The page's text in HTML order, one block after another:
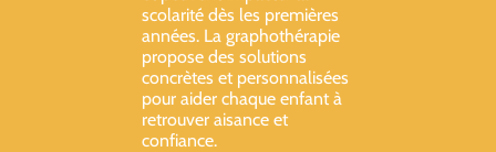
scolarité dès les premières
années. La graphothérapie
propose des solutions
concrètes et personnalisées
pour aider chaque enfant à
retrouver aisance et
confiance.